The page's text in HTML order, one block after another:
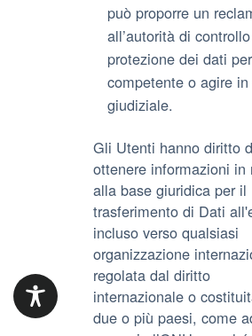
può proporre un
all’autorità di
protezione dei dati
competente o agire
giudiziale.
Gli Utenti hanno diritto
ottenere informazioni in
alla base giuridica per il
trasferimento di Dati
incluso verso qualsiasi
organizzazione
regolata dal diritto
internazionale o
due o più paesi, come